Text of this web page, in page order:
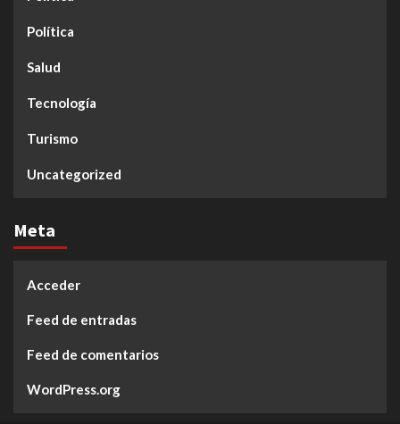
Política
Salud
Tecnología
Turismo
Uncategorized
Meta
Acceder
Feed de entradas
Feed de comentarios
WordPress.org